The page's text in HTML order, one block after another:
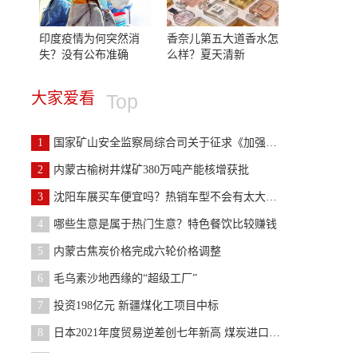
印度疫情为何突然消
失？没有公布准确
香奈儿第五大道香水怎
么样？夏天清新
大家爱看 Top
1 国家矿山安全监察局综合司关于征求《加强煤矿实际控
2 内蒙古榆树井煤矿380万吨产能核增获批
3 沈阳车展买车便宜吗？热销车型不会有太大的折扣
4 哪些生意是属于热门生意？特色餐饮比较赚钱
5 内蒙古焦炭价格完成六轮价格调整
6 毛乌素沙地西缘的“超级工厂”
7 投资198亿元 新疆煤化工项目中标
8 日本2021年度贸易逆差创七年新高 煤炭进口增至2.1倍